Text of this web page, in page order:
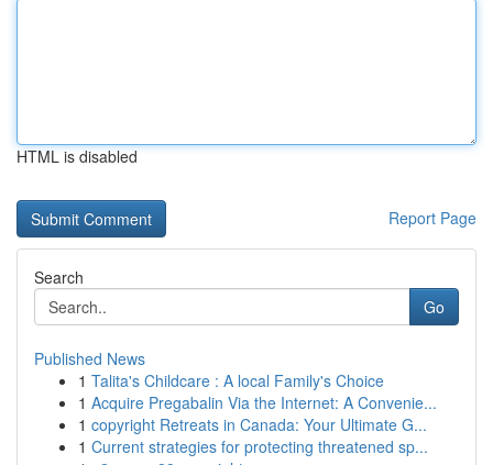
HTML is disabled
Report Page
Search
Go
Published News
1 Talita's Childcare : A local Family's Choice
1 Acquire Pregabalin Via the Internet: A Convenie...
1 copyright Retreats in Canada: Your Ultimate G...
1 Current strategies for protecting threatened sp...